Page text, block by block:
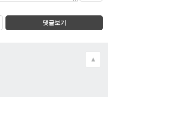
댓글보기
▲